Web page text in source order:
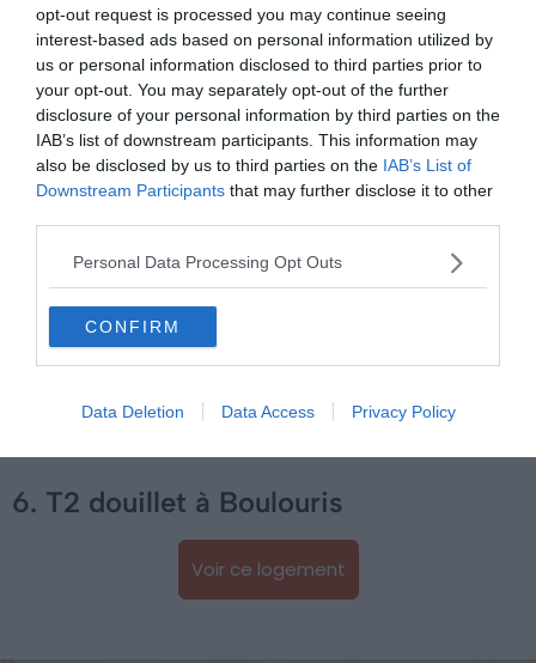
opt-out request is processed you may continue seeing
interest-based ads based on personal information utilized by
us or personal information disclosed to third parties prior to
your opt-out. You may separately opt-out of the further
disclosure of your personal information by third parties on the
IAB’s list of downstream participants. This information may
also be disclosed by us to third parties on the IAB’s List of
Downstream Participants that may further disclose it to other
Personal Data Processing Opt Outs
CONFIRM
Data Deletion Data Access Privacy Policy
Budget :€€
Le plus du logement : un véritable nid d’amour
Et pourquoi ne pas profiter à votre tour de cette location
cette ville splendide ? Situé en plein cœur historique, ce
grand studio entièrement équipé sera l’allié d’un séjour
Et pourquoi ne pas s’initier à la voile autour des îles de
6. T2 douillet à Boulouris
Voir ce logement